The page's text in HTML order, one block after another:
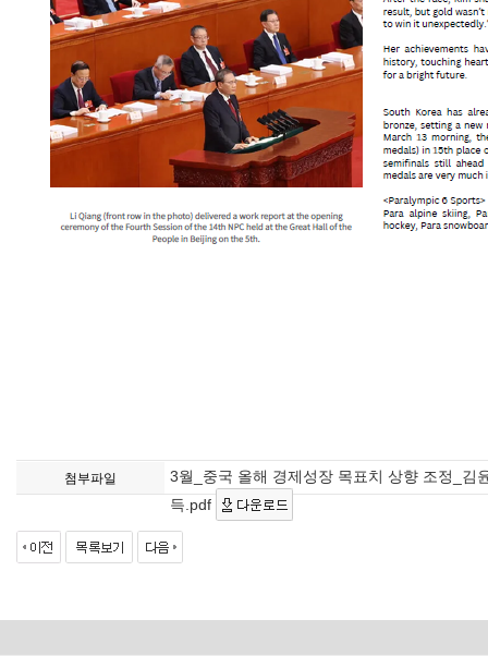
첨부파일
3월_중국 올해 경제성장 목표치 상향 조정_김
득.pdf